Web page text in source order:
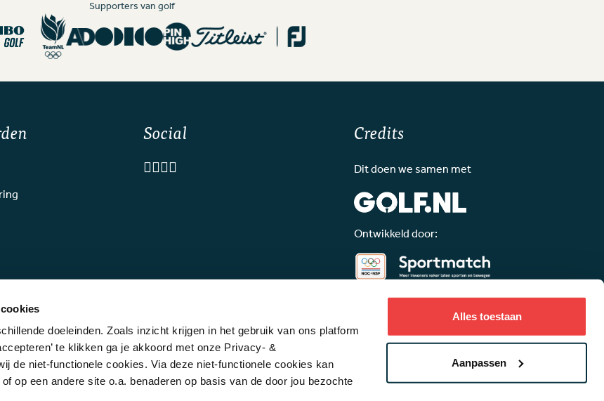
doeleinden. Zoals inzicht krijgen in het gebruik van ons platform
te klikken ga je akkoord met onze Privacy- &
de niet-functionele cookies. Via deze niet-functionele cookies kan
op een andere site o.a. benaderen op basis van de door jou bezochte
Alles toestaan
Aanpassen
Supporters van golf
Social Credits
Dit doen we samen met
Ontwikkeld door:
- GOLF.NL, onderdeel van NGF - Deze website wordt mede mogelijk gemaakt door: